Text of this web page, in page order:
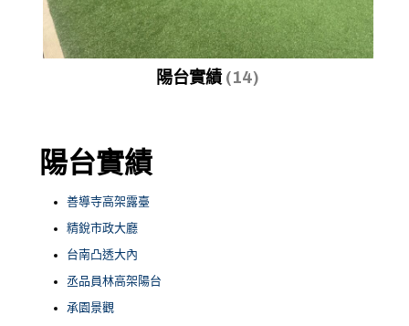
陽台實績 (14)
陽台實績
善導寺高架露臺
精銳市政大廳
台南凸透大內
丞品員林高架陽台
承園景觀